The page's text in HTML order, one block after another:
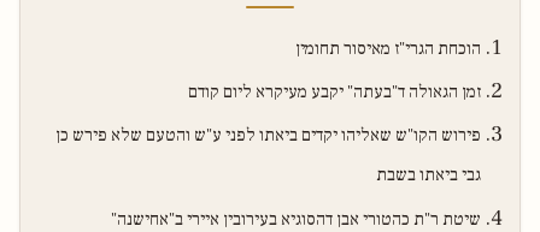
הוכחת הגרי"ז מאיסור תחומין
זמן הגאולה ד"בעתה" יקבע מעיקרא ליום קודם
פירוש הקו"ש שאליהו יקדים ביאתו לפני ע"ש והטעם שלא פירש כן
גבי ביאתו בשבת
שיטת ר"ת כהטורי אבן דהסוגיא בעירובין איירי ב"אחישנה"